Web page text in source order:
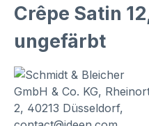
Crêpe Satin
ungefärbt